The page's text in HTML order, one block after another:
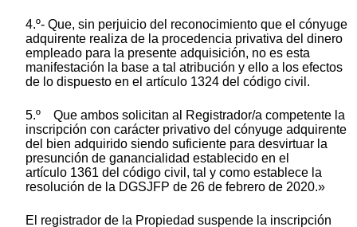
4.º- Que, sin perjuicio del reconocimiento que el cónyuge
adquirente realiza de la procedencia privativa del dinero
empleado para la presente adquisición, no es esta
manifestación la base a tal atribución y ello a los efectos
de lo dispuesto en el artículo 1324 del código civil.
5.º Que ambos solicitan al Registrador/a competente la
inscripción con carácter privativo del cónyuge adquirente
del bien adquirido siendo suficiente para desvirtuar la
presunción de ganancialidad establecido en el
artículo 1361 del código civil, tal y como establece la
resolución de la DGSJFP de 26 de febrero de 2020.»
El registrador de la Propiedad suspende la inscripción